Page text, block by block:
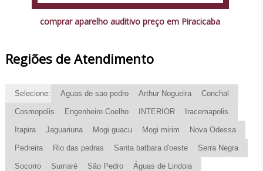
comprar aparelho auditivo preço em Piracicaba
Regiões de Atendimento
Selecione: Aguas de sao pedro Arthur Nogueira Conchal
Cosmopolis Engenheiro Coelho INTERIOR Iracemapolis
Itapira Jaguariuna Mogi guacu Mogi mirim Nova Odessa
Pedreira Rio das pedras Santa batbara d'oeste Serra Negra
Socorro Sumaré São Pedro Águas de Lindoia